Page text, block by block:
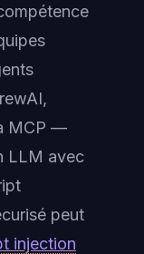
MCP —
LLM avec
peut
injection